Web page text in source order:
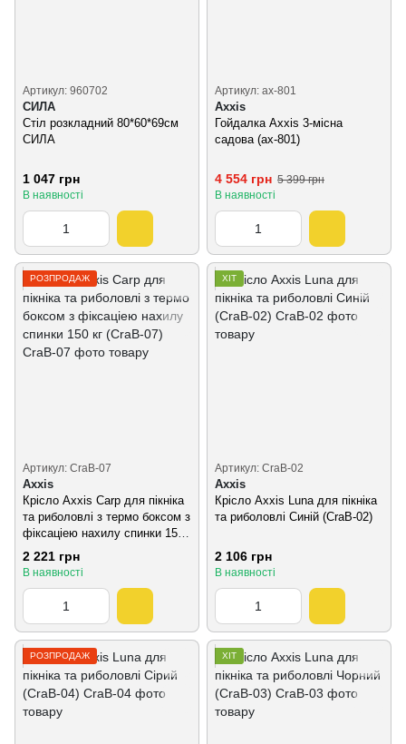
Артикул: 960702
СИЛА
Стіл розкладний 80*60*69см
СИЛА
1 047 грн
В наявності
Артикул: ax-801
Axxis
Гойдалка Axxis 3-місна
садова (ax-801)
4 554 грн 5 399 грн
В наявності
РОЗПРОДАЖ
Артикул: CraB-07
Axxis
Крісло Axxis Carp для пікніка
та риболовлі з термо боксом з
фіксаціею нахилу спинки 150
кг (CraB-07)
2 221 грн
В наявності
ХІТ
Артикул: CraB-02
Axxis
Крісло Axxis Luna для пікніка
та риболовлі Синій (CraB-02)
2 106 грн
В наявності
РОЗПРОДАЖ ХІТ